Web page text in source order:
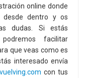
online donde
desde dentro y os
dudas. Si estás
facilitar
que veas como es
interesado envía
con tus